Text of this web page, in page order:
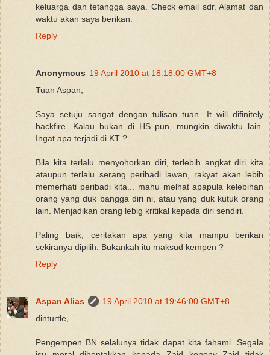
keluarga dan tetangga saya. Check email sdr. Alamat dan
waktu akan saya berikan.
Reply
Anonymous 19 April 2010 at 18:18:00 GMT+8
Tuan Aspan,
Saya setuju sangat dengan tulisan tuan. It will difinitely
backfire. Kalau bukan di HS pun, mungkin diwaktu lain.
Ingat apa terjadi di KT ?
Bila kita terlalu menyohorkan diri, terlebih angkat diri kita
ataupun terlalu serang peribadi lawan, rakyat akan lebih
memerhati peribadi kita... mahu melhat apapula kelebihan
orang yang duk bangga diri ni, atau yang duk kutuk orang
lain. Menjadikan orang lebig kritikal kepada diri sendiri.
Paling baik, ceritakan apa yang kita mampu berikan
sekiranya dipilih. Bukankah itu maksud kempen ?
Reply
Aspan Alias
19 April 2010 at 19:46:00 GMT+8
dinturtle,
Pengempen BN selalunya tidak dapat kita fahami. Segala